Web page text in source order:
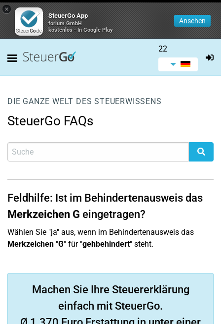
×
SteuerGo App
forium GmbH
kostenlos - In Google Play
Ansehen
22
DIE GANZE WELT DES STEUERWISSENS
SteuerGo FAQs
Feldhilfe: Ist im Behindertenausweis das
Merkzeichen G eingetragen?
Wählen Sie "ja" aus, wenn im Behindertenausweis das
Merkzeichen "G" für "gehbehindert" steht.
Machen Sie Ihre Steuererklärung
einfach mit SteuerGo.